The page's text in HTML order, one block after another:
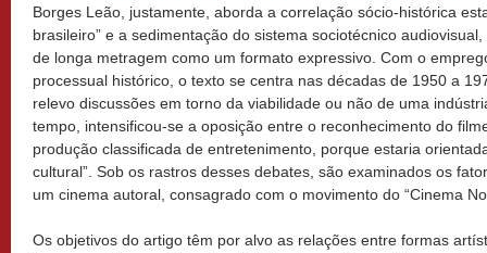
Borges Leão, justamente, aborda a correlação sócio-histórica
brasileiro” e a sedimentação do sistema sociotécnico
de longa metragem como um formato expressivo. Com o
processual histórico, o texto se centra nas décadas de 1950 a
relevo discussões em torno da viabilidade ou não de uma
tempo, intensificou-se a oposição entre o reconhecimento do
produção classificada de entretenimento, porque estaria
cultural”. Sob os rastros desses debates, são examinados os
um cinema autoral, consagrado com o movimento do “Cinema
Os objetivos do artigo têm por alvo as relações entre formas